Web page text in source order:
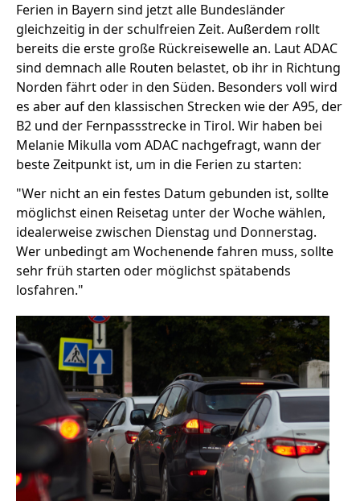
Unternehmen
Das geheime Geräusch
Wandern
Fotobox
Amphibienschutz
Team
Programm
Service
Nachgehört
Podcast
Newsletter
Zeit fürs Oberland
Handwerker
Ferien in Bayern sind jetzt alle Bundesländer
gleichzeitig in der schulfreien Zeit. Außerdem rollt
bereits die erste große Rückreisewelle an. Laut ADAC
sind demnach alle Routen belastet, ob ihr in Richtung
Norden fährt oder in den Süden. Besonders voll wird
es aber auf den klassischen Strecken wie der A95, der
B2 und der Fernpassstrecke in Tirol. Wir haben bei
Melanie Mikulla vom ADAC nachgefragt, wann der
beste Zeitpunkt ist, um in die Ferien zu starten:
"Wer nicht an ein festes Datum gebunden ist, sollte
möglichst einen Reisetag unter der Woche wählen,
idealerweise zwischen Dienstag und Donnerstag.
Wer unbedingt am Wochenende fahren muss, sollte
sehr früh starten oder möglichst spätabends
losfahren."